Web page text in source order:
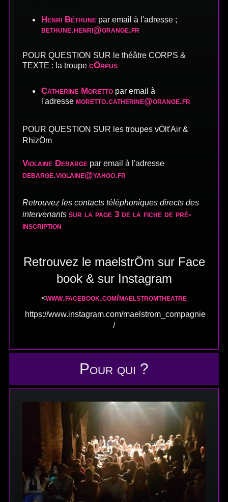
Henri Béthune par email à l'adresse ;
bethune.henri@orange.fr
POUR QUESTION SUR le théâtre CORPS &
TEXTE : la troupe cÖrpus
Catherine Moretto par email à
l'adresse moretto.catherine@orange.fr
POUR QUESTION SUR les troupes vÖlt'Air &
RhizÖm
Violaine Debarge par email à l'adresse
debarge.violaine@yahoo.fr
Retrouvez les contacts téléphoniques directs des
intervenants sur la page 3 de la fiche de pré-
inscription
Retrouvez le maelstrÖm sur Face
book & sur Instagram
<www.facebook.com/maelstromtheatre
https://www.instagram.com/maelstrom_compagnie
/
Pour qui ?